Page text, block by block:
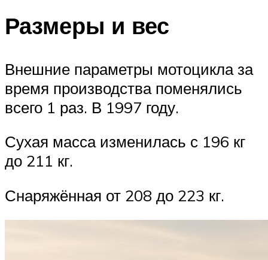
Размеры и вес
Внешние параметры мотоцикла за
время производства поменялись
всего 1 раз. В 1997 году.
Сухая масса изменилась с 196 кг
до 211 кг.
Снаряжённая от 208 до 223 кг.